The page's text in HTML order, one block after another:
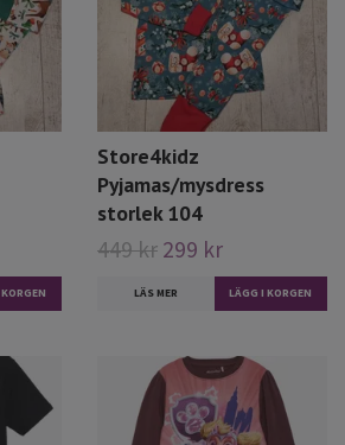
Store4kidz
Pyjamas/mysdress
storlek 104
449 kr 299 kr
LÄS MER